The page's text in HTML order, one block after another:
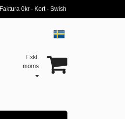
Faktura 0kr - Kort - Swish
Exkl.
moms